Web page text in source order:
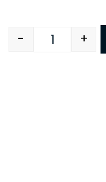
Quantity
- +